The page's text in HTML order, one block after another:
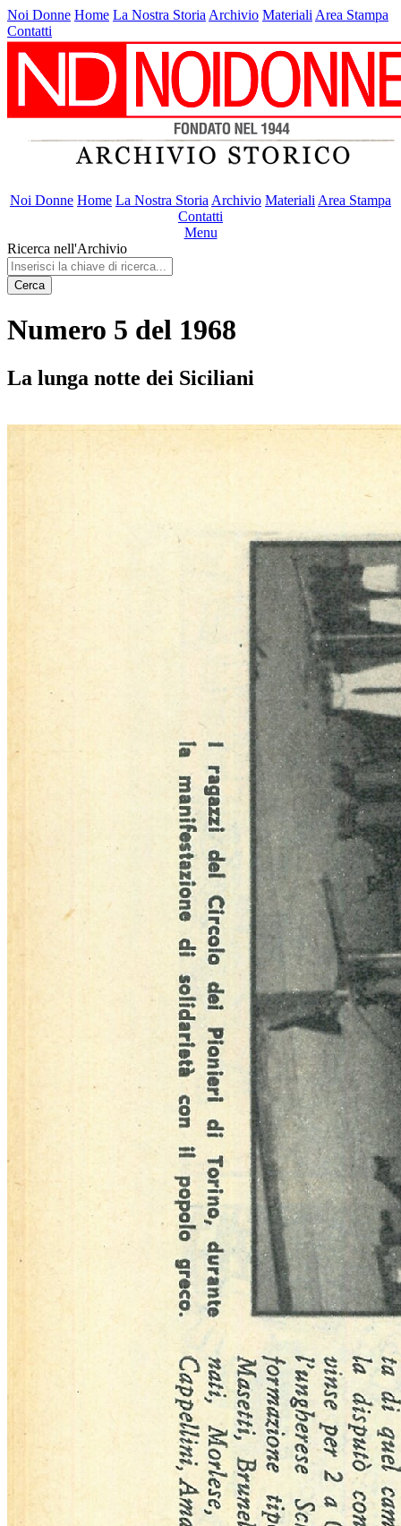
Noi Donne Home La Nostra Storia Archivio Materiali Area Stampa
Contatti
Noi Donne Home La Nostra Storia Archivio Materiali Area Stampa
Contatti
Menu
Ricerca nell'Archivio
Cerca
Numero 5 del 1968
La lunga notte dei Siciliani